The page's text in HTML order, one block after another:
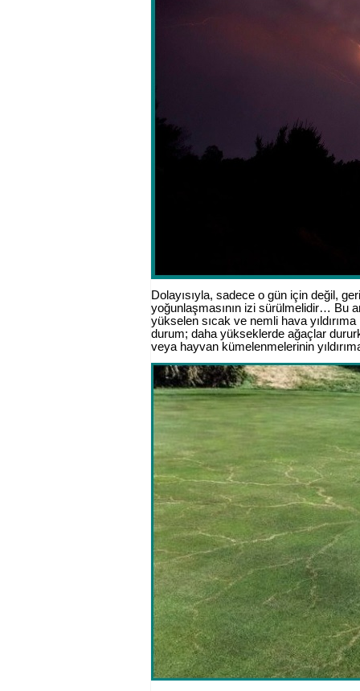
Dolayısıyla, sadece o gün için değil,
yoğunlaşmasının izi sürülmelidir… Bu
yükselen sıcak ve nemli hava
durum; daha yükseklerde ağaçlar
veya hayvan kümelenmelerinin